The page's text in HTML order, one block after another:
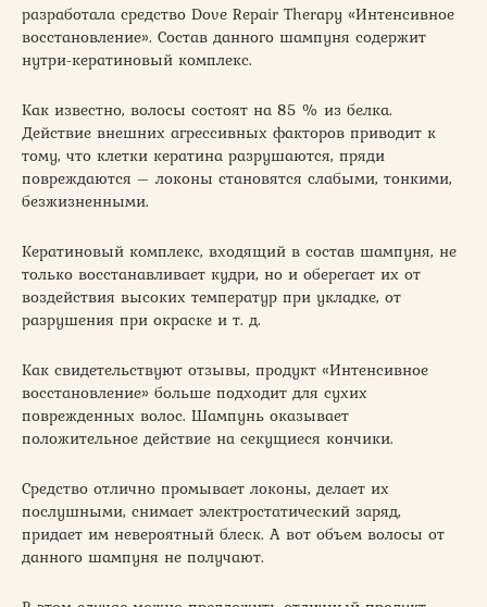
разработала средство Dove Repair Therapy «Интенсивное
восстановление». Состав данного шампуня содержит
нутри-кератиновый комплекс.
Как известно, волосы состоят на 85 % из белка.
Действие внешних агрессивных факторов приводит к
тому, что клетки кератина разрушаются, пряди
повреждаются – локоны становятся слабыми, тонкими,
безжизненными.
Кератиновый комплекс, входящий в состав шампуня, не
только восстанавливает кудри, но и оберегает их от
воздействия высоких температур при укладке, от
разрушения при окраске и т. д.
Как свидетельствуют отзывы, продукт «Интенсивное
восстановление» больше подходит для сухих
поврежденных волос. Шампунь оказывает
положительное действие на секущиеся кончики.
Средство отлично промывает локоны, делает их
послушными, снимает электростатический заряд,
придает им невероятный блеск. А вот объем волосы от
данного шампуня не получают.